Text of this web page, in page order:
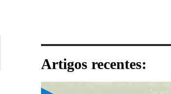
Artigos recentes: